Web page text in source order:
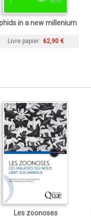
in a new millenium
Livre papier 62,90 €
Les zoonoses